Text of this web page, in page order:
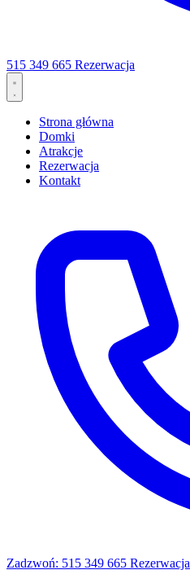
515 349 665 Rezerwacja
Strona główna
Domki
Atrakcje
Rezerwacja
Kontakt
Zadzwoń: 515 349 665 Rezerwacja